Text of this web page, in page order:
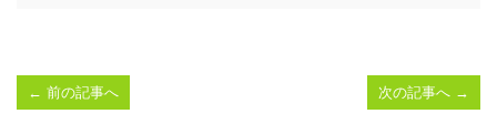
← 前の記事へ 次の記事へ →